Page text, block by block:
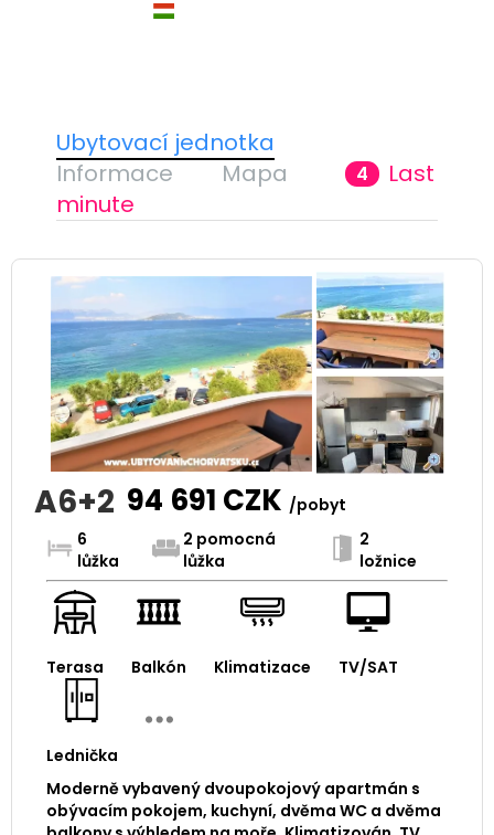
Ubytovací jednotka
Informace
Mapa 4
Last
minute
A6+2 94 691 CZK /pobyt
6
lůžka
2 pomocná
lůžka
2
ložnice
Terasa Balkón Klimatizace TV/SAT
Lednička
Moderně vybavený dvoupokojový apartmán s
obývacím pokojem, kuchyní, dvěma WC a dvěma